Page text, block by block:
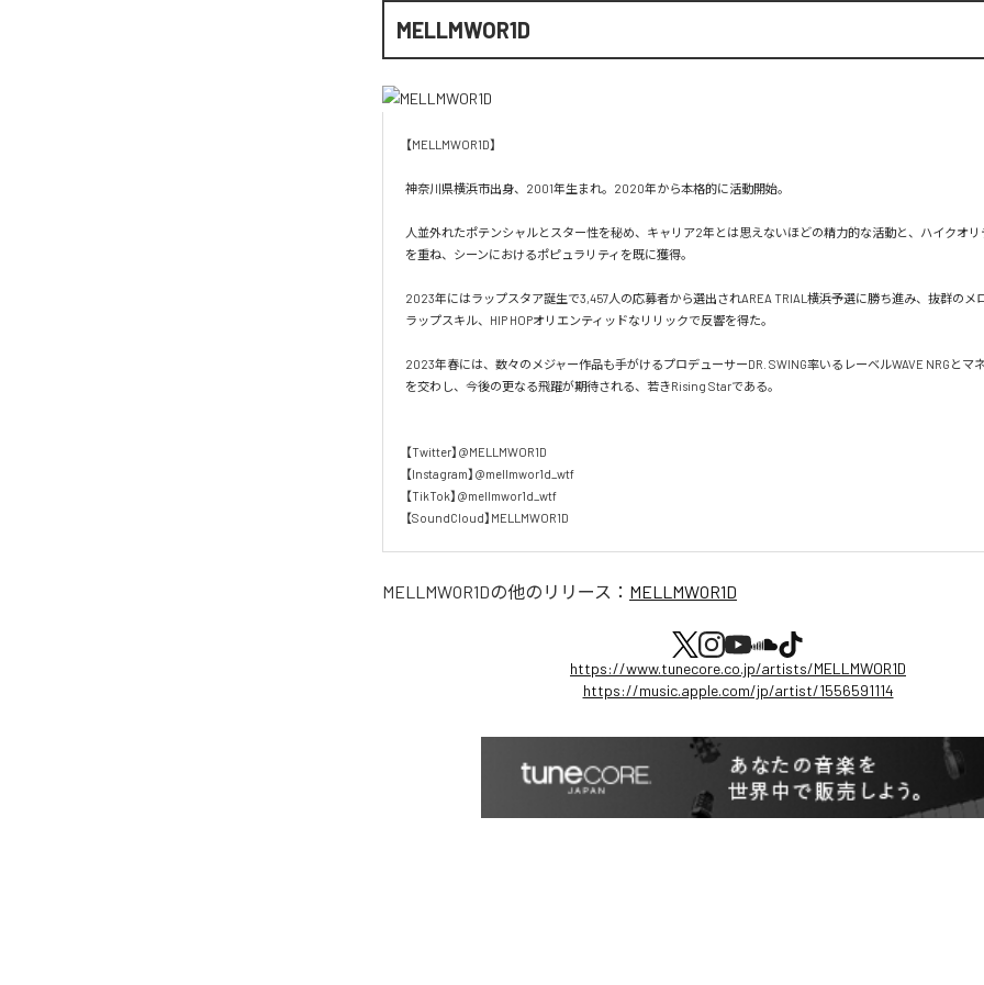
MELLMWOR1D
【MELLMWOR1D】
神奈川県横浜市出身、2001年生まれ。2020年から本格的に活動開始。
人並外れたポテンシャルとスター性を秘め、キャリア2年とは思えないほどの精力的な活動と、ハイクオリ
を重ね、シーンにおけるポピュラリティを既に獲得。
2023年にはラップスタア誕生で3,457人の応募者から選出されAREA TRIAL横浜予選に勝ち進み、抜群のメ
ラップスキル、HIP HOPオリエンティッドなリリックで反響を得た。
2023年春には、数々のメジャー作品も手がけるプロデューサーDR. SWING率いるレーベルWAVE NRGとマ
を交わし、今後の更なる飛躍が期待される、若きRising Starである。
【Twitter】@MELLMWOR1D
【Instagram】@mellmwor1d_wtf
【TikTok】@mellmwor1d_wtf
【SoundCloud】MELLMWOR1D
MELLMWOR1Dの他のリリース： MELLMWOR1D
https://www.tunecore.co.jp/artists/MELLMWOR1D
https://music.apple.com/jp/artist/1556591114